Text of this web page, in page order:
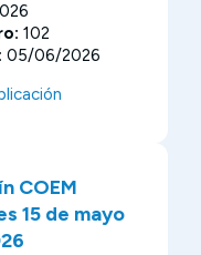
102
05/06/2026
COEM
15 de mayo